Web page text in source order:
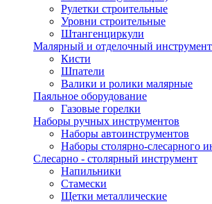
Рулетки строительные
Уровни строительные
Штангенциркули
Малярный и отделочный инструмент
Кисти
Шпатели
Валики и ролики малярные
Паяльное оборудование
Газовые горелки
Наборы ручных инструментов
Наборы автоинструментов
Наборы столярно-слесарного
Слесарно - столярный инструмент
Напильники
Стамески
Щетки металлические